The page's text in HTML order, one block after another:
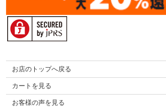
お店のトップへ戻る
カートを見る
お客様の声を見る